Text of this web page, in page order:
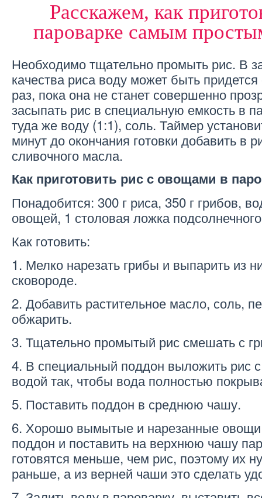
Расскажем, как
пароварке самым
Необходимо тщательно промыть рис. В
качества риса воду может быть
раз, пока она не станет совершенно
засыпать рис в специальную емкость в
туда же воду (1:1), соль. Таймер
минут до окончания готовки добавить в
сливочного масла.
Как приготовить рис с овощами в
Понадобится: 300 г риса, 350 г грибов,
овощей, 1 столовая ложка
Как готовить:
1. Мелко нарезать грибы и выпарить из
сковороде.
2. Добавить растительное масло, соль,
обжарить.
3. Тщательно промытый рис смешать с
4. В специальный поддон выложить рис
водой так, чтобы вода полностью
5. Поставить поддон в среднюю чашу.
6. Хорошо вымытые и нарезанные
поддон и поставить на верхнюю чашу
готовятся меньше, чем рис, поэтому их
раньше, а из верней чаши это сделать